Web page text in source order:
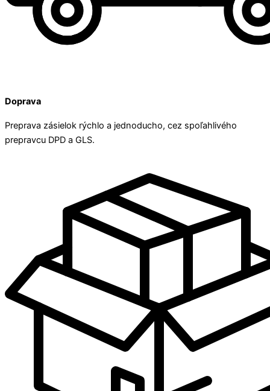
Doprava
Preprava zásielok rýchlo a jednoducho, cez spoľahlivého
prepravcu DPD a GLS.